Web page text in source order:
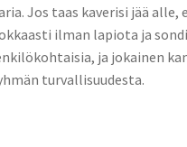
Jos taas kaverisi jää alle,
ilman lapiota ja
ja jokainen
turvallisuudesta.